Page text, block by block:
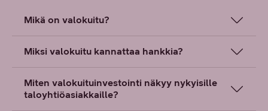
Mikä on valokuitu?
Miksi valokuitu kannattaa hankkia?
Miten valokuituinvestointi näkyy nykyisille
taloyhtiöasiakkaille?